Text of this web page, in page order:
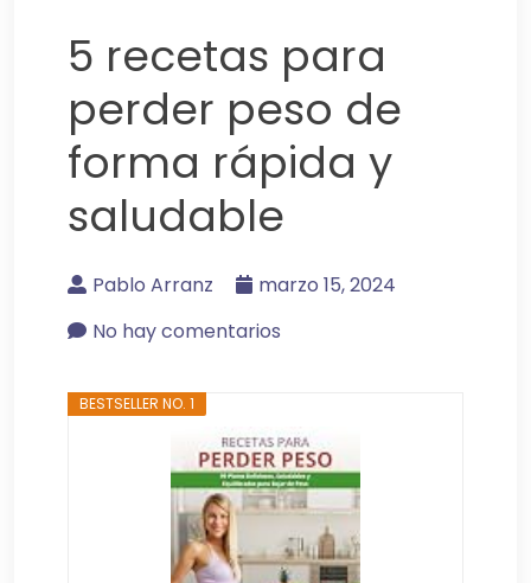
5 recetas para
perder peso de
forma rápida y
saludable
Pablo Arranz
marzo 15, 2024
No hay comentarios
BESTSELLER NO. 1